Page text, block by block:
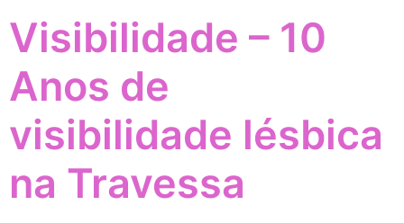
Visibilidade – 10
Anos de
visibilidade lésbica
na Travessa